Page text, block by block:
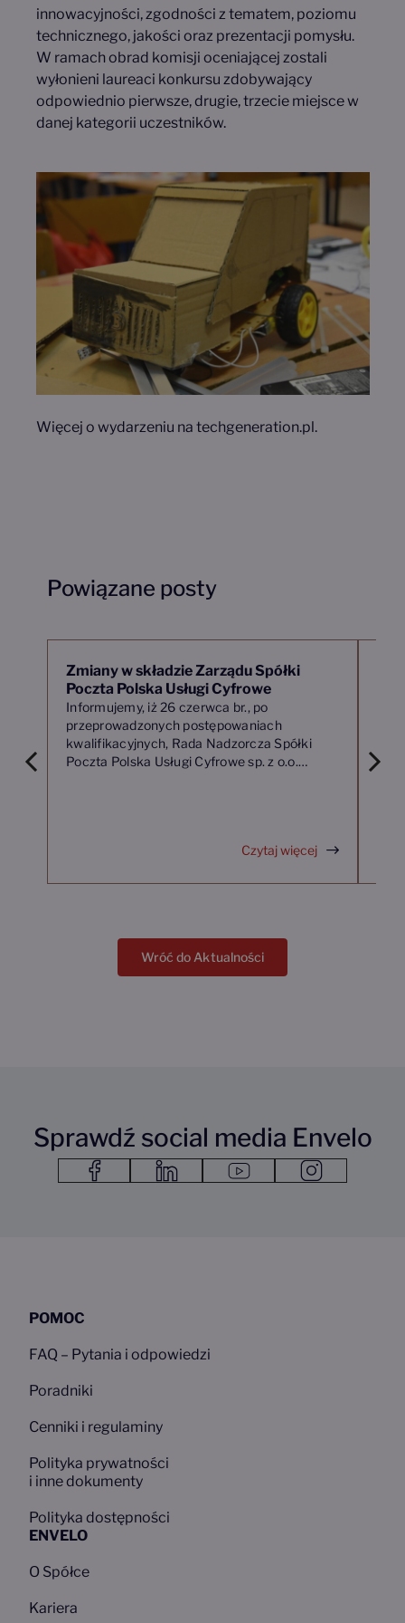
innowacyjności, zgodności z tematem, poziomu
technicznego, jakości oraz prezentacji pomysłu.
W ramach obrad komisji oceniającej zostali
wyłonieni laureaci konkursu zdobywający
odpowiednio pierwsze, drugie, trzecie miejsce w
danej kategorii uczestników.
Więcej o wydarzeniu na techgeneration.pl.
Powiązane posty
Zmiany w składzie Zarządu Spółki
Poczta Polska Usługi Cyfrowe
Informujemy, iż 26 czerwca br., po
przeprowadzonych postępowaniach
kwalifikacyjnych, Rada Nadzorcza Spółki
Poczta Polska Usługi Cyfrowe sp. z o.o.
Czytaj więcej
Wróć do Aktualności
Sprawdź social media Envelo
Link do facebook Link otwiera się w nowym oknie przeglądarki
Link do linkedin Link otwiera się w nowym oknie
Link do youtube1Link do instagram1
POMOC
FAQ – Pytania i odpowiedzi
Poradniki
Cenniki i regulaminy
Polityka prywatności
i inne dokumenty
Polityka dostępności
ENVELO
O Spółce
Kariera